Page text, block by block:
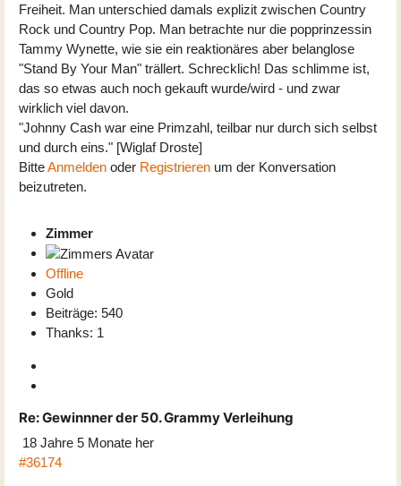
Freiheit. Man unterschied damals explizit zwischen Country
Rock und Country Pop. Man betrachte nur die popprinzessin
Tammy Wynette, wie sie ein reaktionäres aber belanglose
"Stand By Your Man" trällert. Schrecklich! Das schlimme ist,
das so etwas auch noch gekauft wurde/wird - und zwar
wirklich viel davon.
"Johnny Cash war eine Primzahl, teilbar nur durch sich selbst
und durch eins." [Wiglaf Droste]
BitteAnmelden oder Registrieren um der Konversation
beizutreten.
Zimmer
Offline
Gold
Beiträge: 540
Thanks: 1
Re:Gewinnner der 50. Grammy Verleihung
18 Jahre 5 Monate her
#36174